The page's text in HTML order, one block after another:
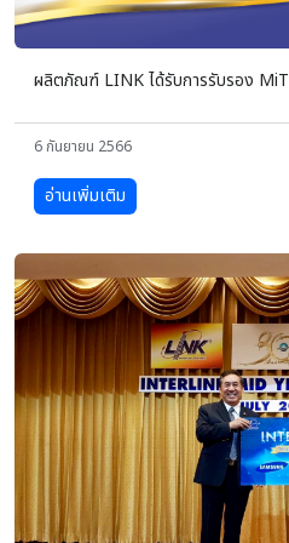
ผลิตภัณฑ์ LINK ได้รับการรับรอง MiT
6 กันยายน 2566
อ่านเพิ่มเติม